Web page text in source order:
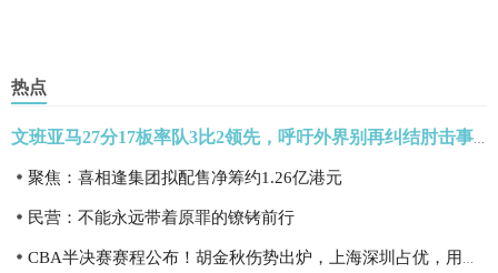
热点
聚焦：喜相逢集团拟配售净筹约1.26亿港元
民营：不能永远带着原罪的镣铐前行